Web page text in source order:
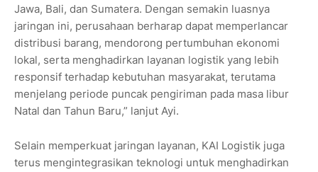
Jawa, Bali, dan Sumatera. Dengan semakin luasnya
jaringan ini, perusahaan berharap dapat memperlancar
distribusi barang, mendorong pertumbuhan ekonomi
lokal, serta menghadirkan layanan logistik yang lebih
responsif terhadap kebutuhan masyarakat, terutama
menjelang periode puncak pengiriman pada masa libur
Natal dan Tahun Baru,” lanjut Ayi.
Selain memperkuat jaringan layanan, KAI Logistik juga
terus mengintegrasikan teknologi untuk menghadirkan